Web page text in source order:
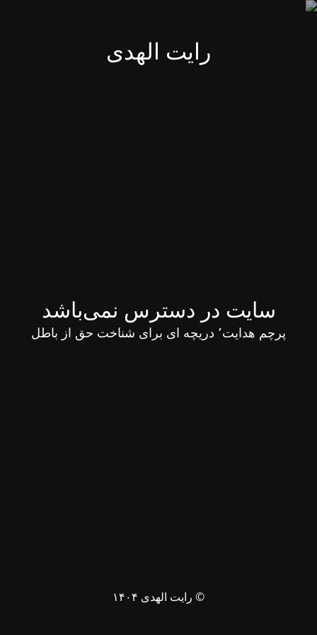
رایت الهدی
سایت در دسترس نمی‌باشد
پرچم هدایت٬ دریچه ای برای شناخت حق از باطل
© رایت الهدی ۱۴۰۴